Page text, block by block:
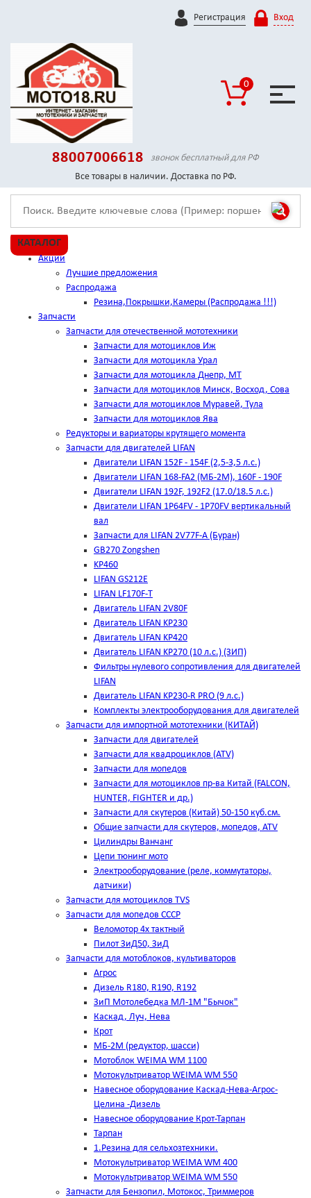
Регистрация Вход
0
88007006618
звонок бесплатный для РФ
Все товары в наличии. Доставка по РФ.
КАТАЛОГ
Акции
Лучшие предложения
Распродажа
Резина,Покрышки,Камеры (Распродажа !!!)
Запчасти
Запчасти для отечественной мототехники
Запчасти для мотоциклов Иж
Запчасти для мотоцикла Урал
Запчасти для мотоцикла Днепр, МТ
Запчасти для мотоциклов Минск, Восход, Сова
Запчасти для мотоциклов Муравей, Тула
Запчасти для мотоциклов Ява
Редукторы и вариаторы крутящего момента
Запчасти для двигателей LIFAN
Двигатели LIFAN 152F - 154F (2,5-3,5 л.с.)
Двигатели LIFAN 168-FA2 (МБ-2М), 160F - 190F
Двигатели LIFAN 192F, 192F2 (17.0/18.5 л.с.)
Двигатели LIFAN 1Р64FV - 1Р70FV вертикальный
вал
Запчасти для LIFAN 2V77F-A (Буран)
GB270 Zongshen
KP460
LIFAN GS212E
LIFAN LF170F-T
Двигатель LIFAN 2V80F
Двигатель LIFAN KP230
Двигатель LIFAN KP420
Двигатель LIFAN KP270 (10 л.с.) (ЗИП)
Фильтры нулевого сопротивления для двигателей
LIFAN
Двигатель LIFAN KP230-R PRO (9 л.с.)
Комплекты электрооборудования для двигателей
Запчасти для импортной мототехники (КИТАЙ)
Запчасти для двигателей
Запчасти для квадроциклов (ATV)
Запчасти для мопедов
Запчасти для мотоциклов пр-ва Китай (FALCON,
HUNTER, FIGHTER и др.)
Запчасти для скутеров (Китай) 50-150 куб.см.
Общие запчасти для скутеров, мопедов, ATV
Цилиндры Ванчанг
Цепи тюнинг мото
Электрооборудование (реле, коммутаторы,
датчики)
Запчасти для мотоциклов TVS
Запчасти для мопедов СССР
Веломотор 4х тактный
Пилот ЗиД50, ЗиД
Запчасти для мотоблоков, культиваторов
Агрос
Дизель R180, R190, R192
ЗиП Мотолебедка МЛ-1М "Бычок"
Каскад, Луч, Нева
Крот
МБ-2М (редуктор, шасси)
Мотоблок WEIMA WM 1100
Мотокультриватор WEIMA WM 550
Навесное оборудование Каскад-Нева-Агрос-
Целина -Дизель
Навесное оборудование Крот-Тарпан
Тарпан
1.Резина для сельхозтехники.
Мотокультриватор WEIMA WM 400
Мотокультриватор WEIMA WM 550
Запчасти для Бензопил, Мотокос, Триммеров